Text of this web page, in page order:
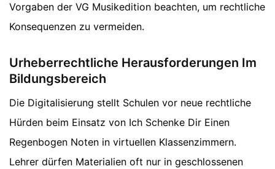
Vorgaben der VG Musikedition beachten, um rechtliche
Konsequenzen zu vermeiden.
Urheberrechtliche Herausforderungen Im
Bildungsbereich
Die Digitalisierung stellt Schulen vor neue rechtliche
Hürden beim Einsatz von Ich Schenke Dir Einen
Regenbogen Noten in virtuellen Klassenzimmern.
Lehrer dürfen Materialien oft nur in geschlossenen